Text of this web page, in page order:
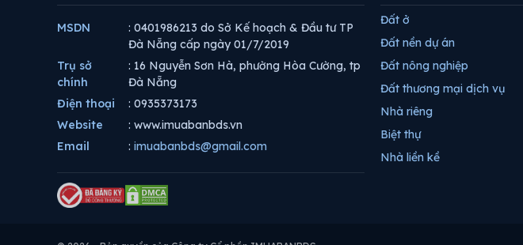
MSDN
: 0401986213 do Sở Kế hoạch & Đầu tư TP
Đà Nẵng cấp ngày 01/7/2019
Trụ sở
chính
: 16 Nguyễn Sơn Hà, phường Hòa Cường, tp
Đà Nẵng
Điện thoại
: 0935373173
Website
: www.imuabanbds.vn
Email
: imuabanbds@gmail.com
Đất ở
Đất nền dự án
Đất nông nghiệp
Đất thương mại dịch vụ
Nhà riêng
Biệt thự
Nhà liền kề